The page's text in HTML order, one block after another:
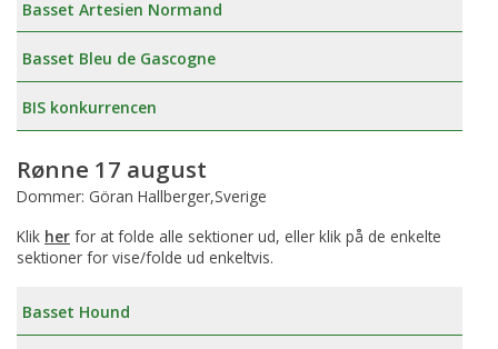
Basset Artesien Normand
Basset Bleu de Gascogne
BIS konkurrencen
Rønne 17 august
Dommer: Göran Hallberger,Sverige
Klik her for at folde alle sektioner ud, eller klik på de enkelte
sektioner for vise/folde ud enkeltvis.
Basset Hound